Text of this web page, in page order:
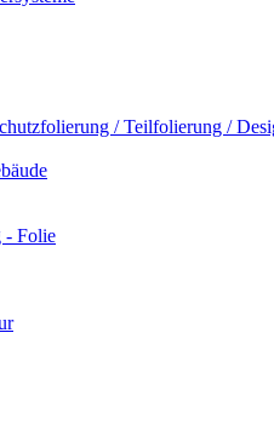
/ Teilfolierung /
- Folie